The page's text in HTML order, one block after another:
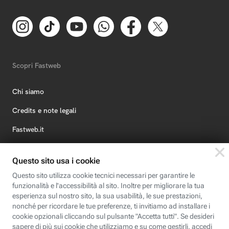
Scopri Fastweb
Chi siamo
Credits e note legali
Fastweb.it
Fastweb Digital Academy
STEP FuturAbility District